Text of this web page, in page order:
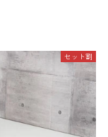
セット割